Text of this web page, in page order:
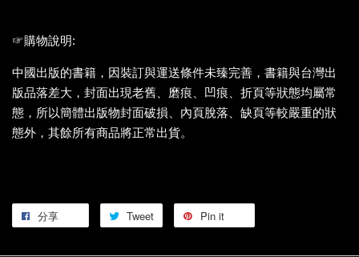
☞購物說明:
中國出版的書籍，因裝訂與運送條件未臻完善，書籍與台灣出
版品落差大，封面出現老舊、磨痕、凹痕、折頁等狀態均屬常
態，所以簡體出版物封面破損、內頁脫落、缺頁等較嚴重的狀
態外，其餘所有商品將正常出貨。
分享 Tweet Pin it